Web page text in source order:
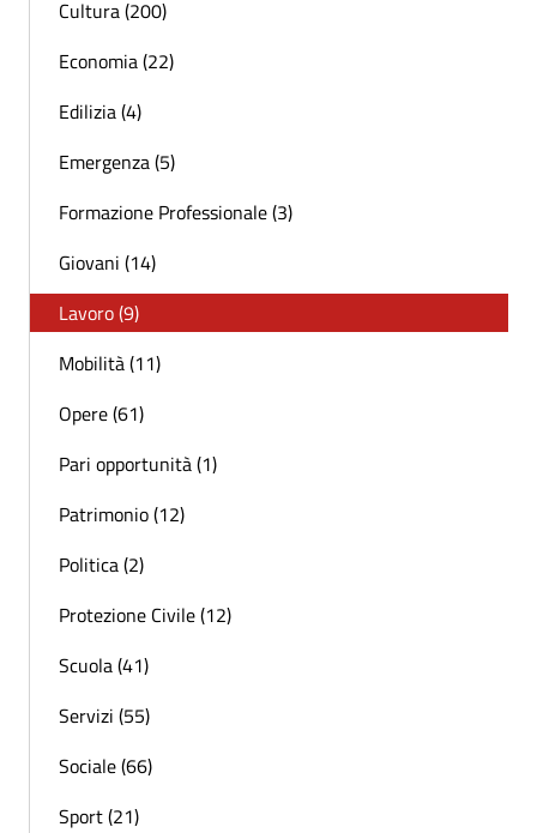
Cultura (200)
Economia (22)
Edilizia (4)
Emergenza (5)
Formazione Professionale (3)
Giovani (14)
Lavoro (9)
Mobilità (11)
Opere (61)
Pari opportunità (1)
Patrimonio (12)
Politica (2)
Protezione Civile (12)
Scuola (41)
Servizi (55)
Sociale (66)
Sport (21)